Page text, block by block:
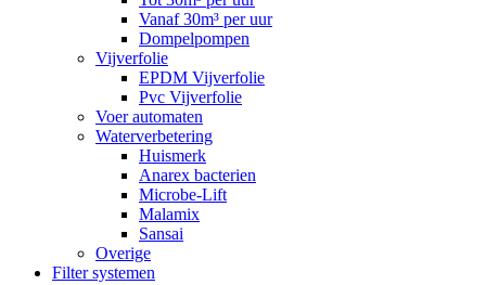
Vanaf 30m³ per uur
Dompelpompen
Vijverfolie
EPDM Vijverfolie
Pvc Vijverfolie
Voer automaten
Waterverbetering
Huismerk
Anarex bacterien
Microbe-Lift
Malamix
Sansai
Overige
Filter systemen